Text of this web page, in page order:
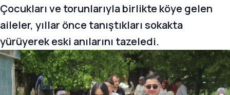
Çocukları ve torunlarıyla birlikte köye gelen
aileler, yıllar önce tanıştıkları sokakta
yürüyerek eski anılarını tazeledi.